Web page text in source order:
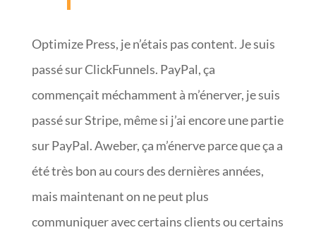
Optimize Press, je n’étais pas content. Je suis
passé sur ClickFunnels. PayPal, ça
commençait méchamment à m’énerver, je suis
passé sur Stripe, même si j’ai encore une partie
sur PayPal. Aweber, ça m’énerve parce que ça a
été très bon au cours des dernières années,
mais maintenant on ne peut plus
communiquer avec certains clients ou certains